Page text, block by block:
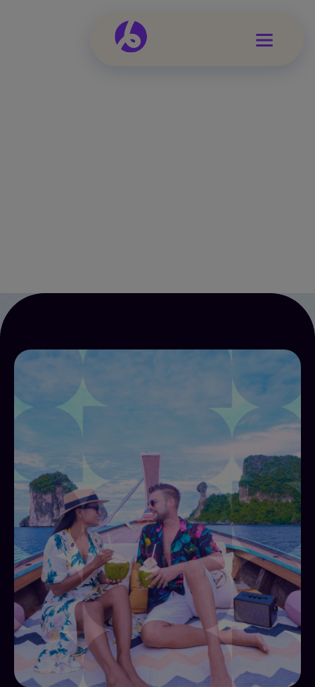
زيادة NPS والإيرادات
خمسة منتجات، وهي: المنصة الأساسية، ونظام المراسلة،
وAllin AI، وخدمة الكونسيرج، وتطبيق الضيوف، في نظام واحد
يعمل على رفع مؤشر NPS وزيادة الإنفاق لكل زيارة.